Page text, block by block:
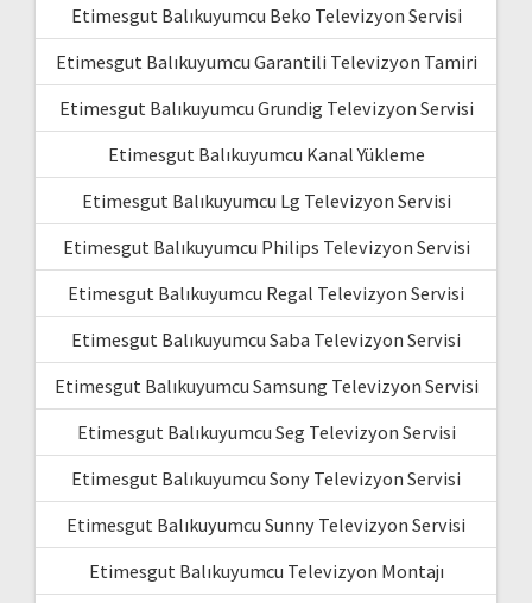
Etimesgut Balıkuyumcu Beko Televizyon Servisi
Etimesgut Balıkuyumcu Garantili Televizyon Tamiri
Etimesgut Balıkuyumcu Grundig Televizyon Servisi
Etimesgut Balıkuyumcu Kanal Yükleme
Etimesgut Balıkuyumcu Lg Televizyon Servisi
Etimesgut Balıkuyumcu Philips Televizyon Servisi
Etimesgut Balıkuyumcu Regal Televizyon Servisi
Etimesgut Balıkuyumcu Saba Televizyon Servisi
Etimesgut Balıkuyumcu Samsung Televizyon Servisi
Etimesgut Balıkuyumcu Seg Televizyon Servisi
Etimesgut Balıkuyumcu Sony Televizyon Servisi
Etimesgut Balıkuyumcu Sunny Televizyon Servisi
Etimesgut Balıkuyumcu Televizyon Montajı